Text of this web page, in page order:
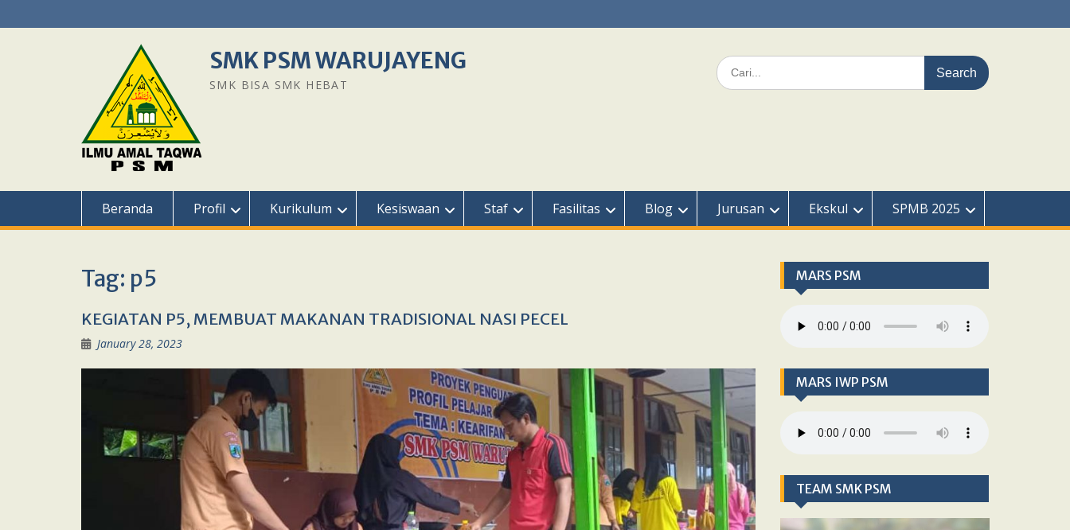
to
SMK PSM WARUJAYENG
SMK BISA SMK HEBAT
Search
for:
Beranda Profil Kurikulum Kesiswaan Staf Fasilitas Blog Jurusan Ekskul SPMB 2025
Tag: p5
KEGIATAN P5, MEMBUAT MAKANAN TRADISIONAL NASI PECEL
January 28, 2023
MARS PSM
MARS IWP PSM
TEAM SMK PSM